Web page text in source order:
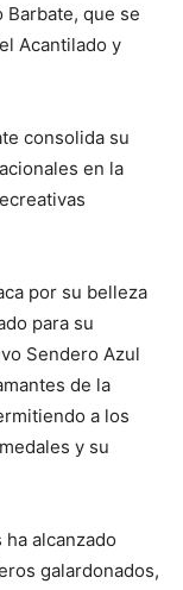
Barbate, que se
Acantilado y
consolida su
en la
por su belleza
para su
Sendero Azul
de la
a los
y su
alcanzado
galardonados,